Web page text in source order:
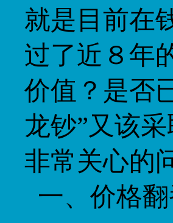
就是目前在
过了近８年
价值？是否
龙钞”又该
非常关心的
一、价格